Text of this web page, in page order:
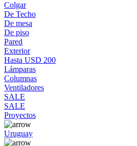
Colgar
De Techo
De mesa
De piso
Pared
Exterior
Hasta USD 200
Lámparas
Columnas
Ventiladores
SALE
SALE
Proyectos
Uruguay